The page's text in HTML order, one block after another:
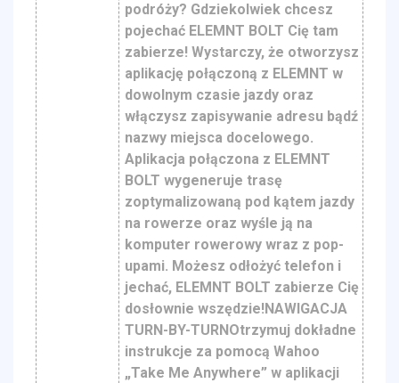
podróży? Gdziekolwiek chcesz
pojechać ELEMNT BOLT Cię tam
zabierze! Wystarczy, że otworzysz
aplikację połączoną z ELEMNT w
dowolnym czasie jazdy oraz
włączysz zapisywanie adresu bądź
nazwy miejsca docelowego.
Aplikacja połączona z ELEMNT
BOLT wygeneruje trasę
zoptymalizowaną pod kątem jazdy
na rowerze oraz wyśle ją na
komputer rowerowy wraz z pop-
upami. Możesz odłożyć telefon i
jechać, ELEMNT BOLT zabierze Cię
dosłownie wszędzie!NAWIGACJA
TURN-BY-TURNOtrzymuj dokładne
instrukcje za pomocą Wahoo
„Take Me Anywhere” w aplikacji